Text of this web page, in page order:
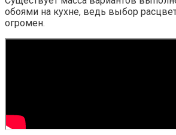
обоями на кухне, ведь выбор
огромен.